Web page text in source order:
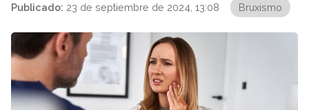
Publicado: 23 de septiembre de 2024, 13:08 Bruxismo